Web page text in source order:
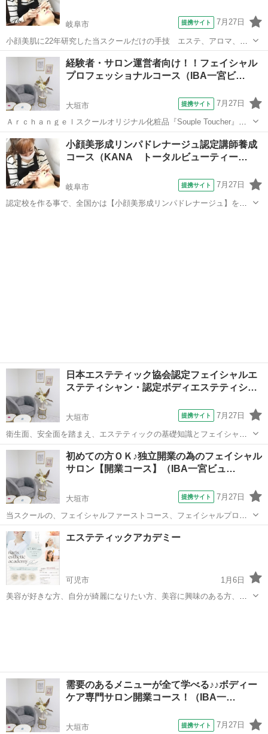
岐阜市 提携サイト 7月27日
小顔美肌に22年研究した当スクールだけの手技 エステ、アロマ、リ
ンパ、バリ式、気功、整体を融合 された商標取得した手技…小顔美
形成リンパドレナージュでフェイスライン、目元、陶器なお肌に変
身。そんな整形級なエステサロンメニュー...
岐阜 岐阜市 エステ
経験者・サロン運営者向け！！フェイシャル
プロフェッショナルコース（IBA一宮ビ…
大垣市 提携サイト 7月27日
Ａｒｃｈａｎｇｅｌスクールオリジナル化粧品『Souple Toucher』そ
使用したラグジュアリーフェイシャルトリートメントコースのステッ
プアップの技術が学べ、サロンメニューの中で特別需要の高いコース
としてサロンのオリジナル...
岐阜 大垣市 エステ
小顔美形成リンパドレナージュ認定講師養成
コース（KANA トータルビューティー…
岐阜市 提携サイト 7月27日
認定校を作る事で、全国かは【小顔美形成リンパドレナージュ】を学
日本エステティック協会認定フェイシャルエ
ステティシャン・認定ボディエステティシ…
大垣市 提携サイト 7月27日
衛生面、安全面を踏まえ、エステティックの基礎知識とフェイシャル
ケア、ボディケアの基礎を学びます。１０４時間のカリキュラムに取
り組み協会の受験資格が得られます。１００問の試験に対し、７０％
正解以上が合格とされますが、絶対合格を...
岐阜 大垣市 エステ
初めての方ＯＫ♪独立開業の為のフェイシャル
サロン【開業コース】（IBA一宮ビュ…
大垣市 提携サイト 7月27日
当スクールの、フェイシャルファーストコース、フェイシャルプロフ
ェッショナルコースに加え、需要の多いブライダルコース（背中のト
リートメント～腕、ハンドまで）、オプションメニューとして人気の
高いヘッドスパコースその他、美容機器を...
岐阜 大垣市
エステティックアカデミー
可児市
1月6日
美容が好きな方、自分が綺麗になりたい方、美容に興味のある方、手
需要のあるメニューが全て学べる♪♪ボディー
ケア専門サロン開業コース！（IBA一…
大垣市 提携サイト 7月27日